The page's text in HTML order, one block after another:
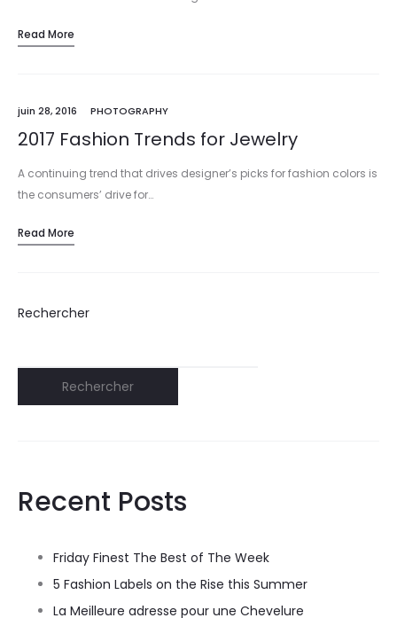
Read More
juin 28, 2016 PHOTOGRAPHY
2017 Fashion Trends for Jewelry
A continuing trend that drives designer’s picks for fashion colors is
the consumers’ drive for…
Read More
Rechercher
Rechercher
Recent Posts
Friday Finest The Best of The Week
5 Fashion Labels on the Rise this Summer
La Meilleure adresse pour une Chevelure